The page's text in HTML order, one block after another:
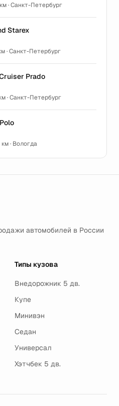
· Санкт-Петербург
Starex
· Санкт-Петербург
Prado
· Санкт-Петербург
· Вологда
автомобилей в России
Типы кузова
Внедорожник 5 дв.
Купе
Минивэн
Седан
Универсал
Хэтчбек 5 дв.